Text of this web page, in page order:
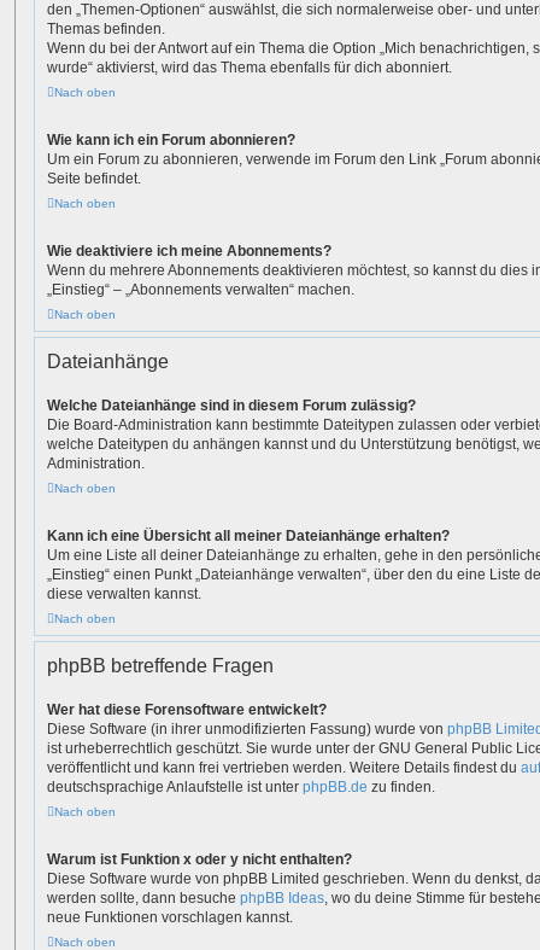
den „Themen-Optionen“ auswählst, die sich normalerweise ober- und
Themas befinden.
Wenn du bei der Antwort auf ein Thema die Option „Mich benachrichtigen,
wurde“ aktivierst, wird das Thema ebenfalls für dich abonniert.
Nach oben
Wie kann ich ein Forum abonnieren?
Um ein Forum zu abonnieren, verwende im Forum den Link „Forum
Seite befindet.
Nach oben
Wie deaktiviere ich meine Abonnements?
Wenn du mehrere Abonnements deaktivieren möchtest, so kannst du dies
„Einstieg“ – „Abonnements verwalten“ machen.
Nach oben
Dateianhänge
Welche Dateianhänge sind in diesem Forum zulässig?
Die Board-Administration kann bestimmte Dateitypen zulassen oder
welche Dateitypen du anhängen kannst und du Unterstützung benötigst,
Administration.
Nach oben
Kann ich eine Übersicht all meiner Dateianhänge erhalten?
Um eine Liste all deiner Dateianhänge zu erhalten, gehe in den
„Einstieg“ einen Punkt „Dateianhänge verwalten“, über den du eine Liste
diese verwalten kannst.
Nach oben
phpBB betreffende Fragen
Wer hat diese Forensoftware entwickelt?
Diese Software (in ihrer unmodifizierten Fassung) wurde von phpBB
ist urheberrechtlich geschützt. Sie wurde unter der GNU General Public
veröffentlicht und kann frei vertrieben werden. Weitere Details findest du
deutschsprachige Anlaufstelle ist unter phpBB.de zu finden.
Nach oben
Warum ist Funktion x oder y nicht enthalten?
Diese Software wurde von phpBB Limited geschrieben. Wenn du denkst,
werden sollte, dann besuche phpBB Ideas, wo du deine Stimme für
neue Funktionen vorschlagen kannst.
Nach oben